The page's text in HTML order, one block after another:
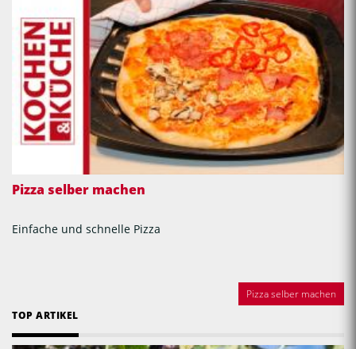
Pizza selber machen
Einfache und schnelle Pizza
Pizza selber machen
TOP ARTIKEL